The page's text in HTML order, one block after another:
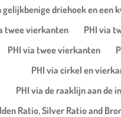
gelijkbenige driehoek en
twee vierkanten
PHI via
PHI via twee vierkanten
PHI via cirkel en
PHI via de raaklijn aan de
Ratio, Silver Ratio and